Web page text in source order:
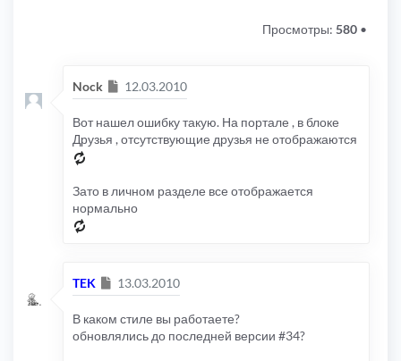
Просмотры: 580 •
Nock Сообщение
12.03.2010
Вот нашел ошибку такую. На портале , в блоке
Друзья , отсутствующие друзья не отображаются
Зато в личном разделе все отображается
нормально
TEK Сообщение
13.03.2010
В каком стиле вы работаете?
обновлялись до последней версии #34?